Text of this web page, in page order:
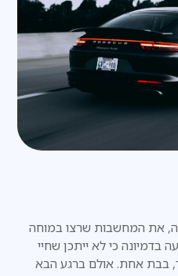
את המחשבות שרצו במוחה
בדמיונה כי לא ייתכן שחיי
בבת אחת. אולם ברגע הבא